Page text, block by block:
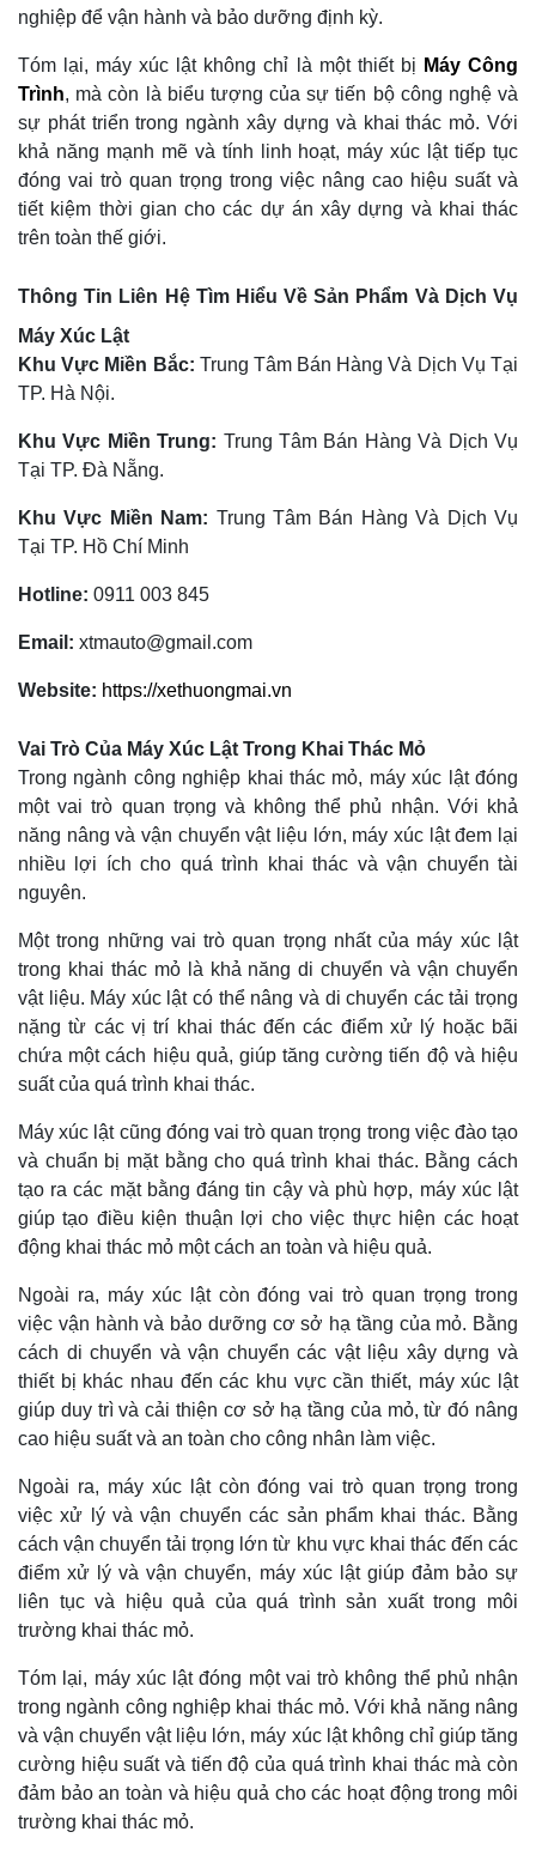
nghiệp để vận hành và bảo dưỡng định kỳ.
Tóm lại, máy xúc lật không chỉ là một thiết bị Máy Công
Trình, mà còn là biểu tượng của sự tiến bộ công nghệ và
sự phát triển trong ngành xây dựng và khai thác mỏ. Với
khả năng mạnh mẽ và tính linh hoạt, máy xúc lật tiếp tục
đóng vai trò quan trọng trong việc nâng cao hiệu suất và
tiết kiệm thời gian cho các dự án xây dựng và khai thác
trên toàn thế giới.
Thông Tin Liên Hệ Tìm Hiểu Về Sản Phẩm Và Dịch Vụ
Máy Xúc Lật
Khu Vực Miền Bắc: Trung Tâm Bán Hàng Và Dịch Vụ Tại
TP. Hà Nội.
Khu Vực Miền Trung: Trung Tâm Bán Hàng Và Dịch Vụ
Tại TP. Đà Nẵng.
Khu Vực Miền Nam: Trung Tâm Bán Hàng Và Dịch Vụ
Tại TP. Hồ Chí Minh
Hotline: 0911 003 845
Email: xtmauto@gmail.com
Website: https://xethuongmai.vn
Vai Trò Của Máy Xúc Lật Trong Khai Thác Mỏ
Trong ngành công nghiệp khai thác mỏ, máy xúc lật đóng
một vai trò quan trọng và không thể phủ nhận. Với khả
năng nâng và vận chuyển vật liệu lớn, máy xúc lật đem lại
nhiều lợi ích cho quá trình khai thác và vận chuyển tài
nguyên.
Một trong những vai trò quan trọng nhất của máy xúc lật
trong khai thác mỏ là khả năng di chuyển và vận chuyển
vật liệu. Máy xúc lật có thể nâng và di chuyển các tải trọng
nặng từ các vị trí khai thác đến các điểm xử lý hoặc bãi
chứa một cách hiệu quả, giúp tăng cường tiến độ và hiệu
suất của quá trình khai thác.
Máy xúc lật cũng đóng vai trò quan trọng trong việc đào tạo
và chuẩn bị mặt bằng cho quá trình khai thác. Bằng cách
tạo ra các mặt bằng đáng tin cậy và phù hợp, máy xúc lật
giúp tạo điều kiện thuận lợi cho việc thực hiện các hoạt
động khai thác mỏ một cách an toàn và hiệu quả.
Ngoài ra, máy xúc lật còn đóng vai trò quan trọng trong
việc vận hành và bảo dưỡng cơ sở hạ tầng của mỏ. Bằng
cách di chuyển và vận chuyển các vật liệu xây dựng và
thiết bị khác nhau đến các khu vực cần thiết, máy xúc lật
giúp duy trì và cải thiện cơ sở hạ tầng của mỏ, từ đó nâng
cao hiệu suất và an toàn cho công nhân làm việc.
Ngoài ra, máy xúc lật còn đóng vai trò quan trọng trong
việc xử lý và vận chuyển các sản phẩm khai thác. Bằng
cách vận chuyển tải trọng lớn từ khu vực khai thác đến các
điểm xử lý và vận chuyển, máy xúc lật giúp đảm bảo sự
liên tục và hiệu quả của quá trình sản xuất trong môi
trường khai thác mỏ.
Tóm lại, máy xúc lật đóng một vai trò không thể phủ nhận
trong ngành công nghiệp khai thác mỏ. Với khả năng nâng
và vận chuyển vật liệu lớn, máy xúc lật không chỉ giúp tăng
cường hiệu suất và tiến độ của quá trình khai thác mà còn
đảm bảo an toàn và hiệu quả cho các hoạt động trong môi
trường khai thác mỏ.